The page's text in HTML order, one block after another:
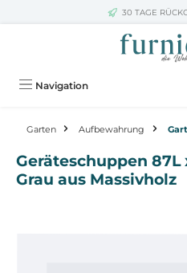
Zum Hauptinhalt springen30 TAGE
Navigation
Garten Aufbewahrung
Geräteschuppen 87L
Grau aus Massivholz